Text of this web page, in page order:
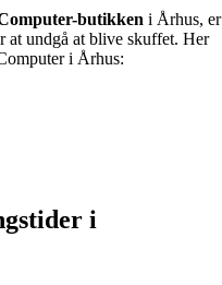
butikken i Århus, er
at undgå at blive skuffet. Her
i Århus:
i